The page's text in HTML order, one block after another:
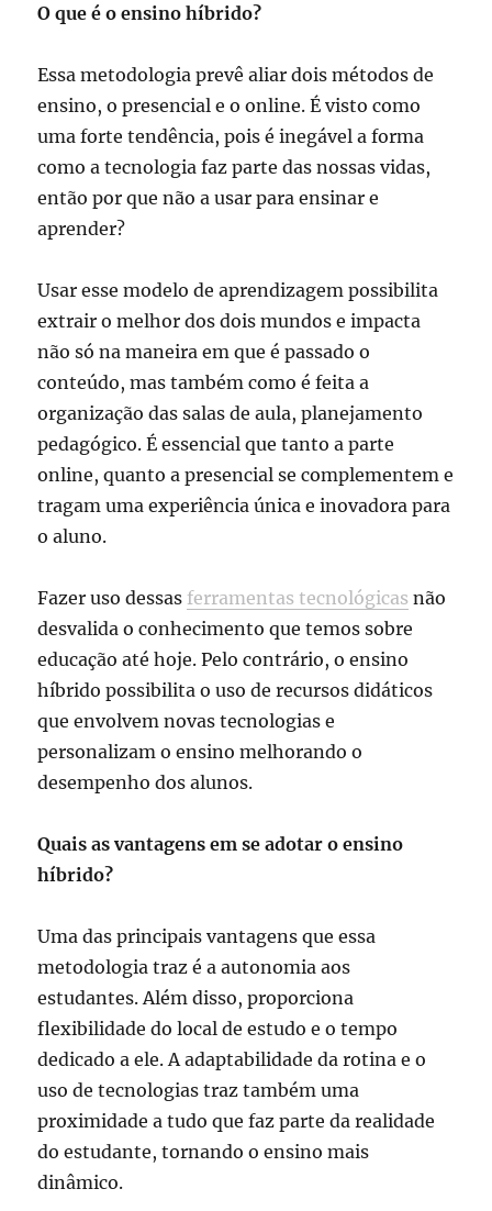
O que é o ensino híbrido?
Essa metodologia prevê aliar dois métodos de
ensino, o presencial e o online. É visto como
uma forte tendência, pois é inegável a forma
como a tecnologia faz parte das nossas vidas,
então por que não a usar para ensinar e
aprender?
Usar esse modelo de aprendizagem possibilita
extrair o melhor dos dois mundos e impacta
não só na maneira em que é passado o
conteúdo, mas também como é feita a
organização das salas de aula, planejamento
pedagógico. É essencial que tanto a parte
online, quanto a presencial se complementem e
tragam uma experiência única e inovadora para
o aluno.
Fazer uso dessasferramentas tecnológicas não
desvalida o conhecimento que temos sobre
educação até hoje. Pelo contrário, o ensino
híbrido possibilita o uso de recursos didáticos
que envolvem novas tecnologias e
personalizam o ensino melhorando o
desempenho dos alunos.
Quais as vantagens em se adotar o ensino
híbrido?
Uma das principais vantagens que essa
metodologia traz é a autonomia aos
estudantes. Além disso, proporciona
flexibilidade do local de estudo e o tempo
dedicado a ele. A adaptabilidade da rotina e o
uso de tecnologias traz também uma
proximidade a tudo que faz parte da realidade
do estudante, tornando o ensino mais
dinâmico.